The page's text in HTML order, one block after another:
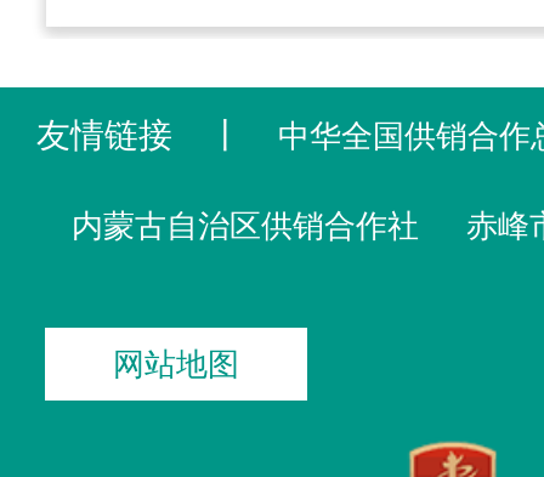
友情链接 中华全国供销合作
内蒙古自治区供销合作社 赤峰
网站地图